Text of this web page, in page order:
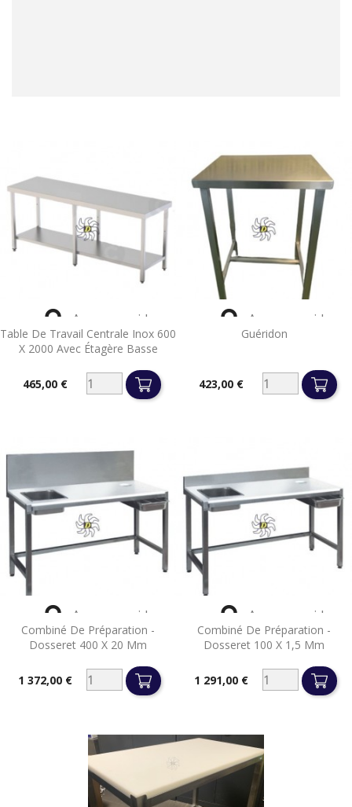
Table De Travail Centrale Inox 600
X 2000 Avec Étagère Basse
Prix465,00 €
 Aperçu rapide
Guéridon
Prix423,00 €
 Aperçu rapide
Combiné De Préparation -
Dosseret 400 X 20 Mm
Prix1 372,00 €
 Aperçu rapide
Combiné De Préparation -
Dosseret 100 X 1,5 Mm
Prix1 291,00 €
 Aperçu rapide